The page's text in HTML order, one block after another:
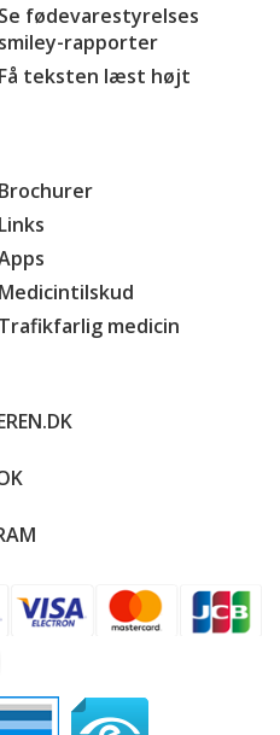
Se fødevarestyrelses
smiley-rapporter
Få teksten læst højt
Brochurer
Links
Medicintilskud
Trafikfarlig medicin